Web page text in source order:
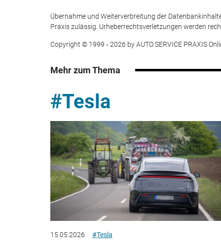
Übernahme und Weiterverbreitung der
Praxis zulässig. Urheberrechtsverletzungen werden
Copyright © 1999 ‐ 2026 by AUTO SERVICE PRAXIS
Mehr zum Thema
#Tesla
15.05.2026 #Tesla